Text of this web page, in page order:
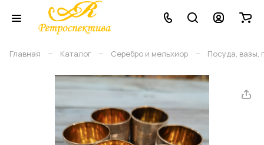
Главная – Каталог – Серебро и мельхиор – Посуда, вазы,